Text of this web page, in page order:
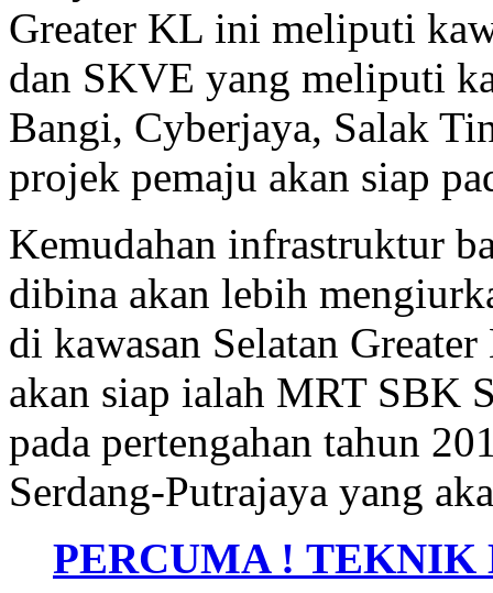
Greater KL ini meliputi
dan SKVE yang meliputi
Bangi, Cyberjaya, Salak
projek pemaju akan siap
Kemudahan infrastruktur
dibina akan lebih
di kawasan Selatan
akan siap ialah MRT SBK
pada pertengahan tahun
Serdang-Putrajaya yang
PERCUMA ! TEKNIK